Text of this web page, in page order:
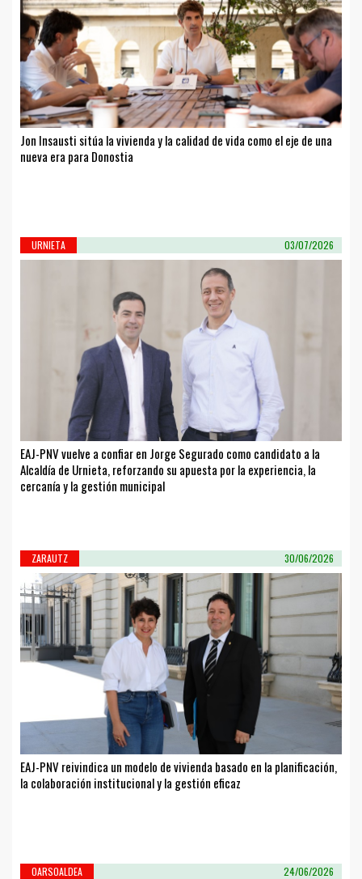
Jon Insausti sitúa la vivienda y la calidad de vida como el eje de una
nueva era para Donostia
URNIETA 03/07/2026
EAJ-PNV vuelve a confiar en Jorge Segurado como candidato a la
Alcaldía de Urnieta, reforzando su apuesta por la experiencia, la
cercanía y la gestión municipal
ZARAUTZ 30/06/2026
EAJ-PNV reivindica un modelo de vivienda basado en la planificación,
la colaboración institucional y la gestión eficaz
OARSOALDEA 24/06/2026